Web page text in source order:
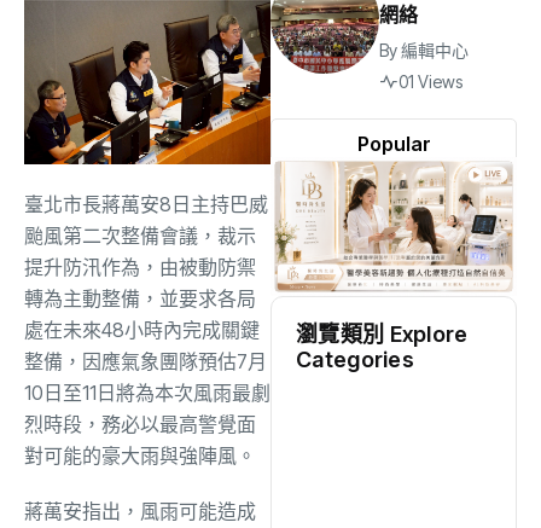
臺北市長蔣萬安8日主持巴威
颱風第二次整備會議，裁示
提升防汛作為，由被動防禦
轉為主動整備，並要求各局
處在未來48小時內完成關鍵
整備，因應氣象團隊預估7月
10日至11日將為本次風雨最劇
烈時段，務必以最高警覺面
對可能的豪大雨與強陣風。
蔣萬安指出，風雨可能造成
Popular
網絡
By編輯中心
01 Views
瀏覽類別 Explore
Categories